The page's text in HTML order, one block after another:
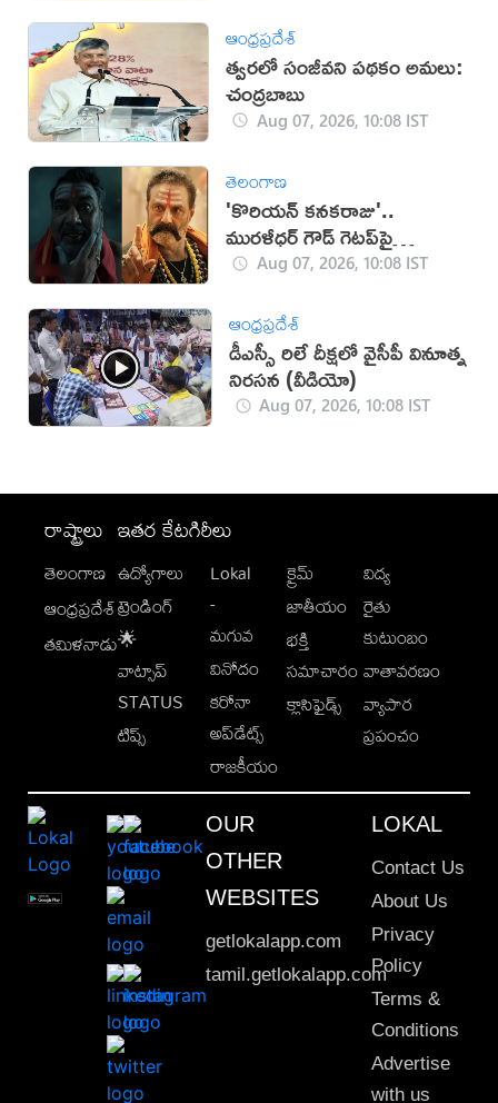
ఆంధ్రప్రదేశ్
త్వరలో సంజీవని పథకం అమలు:
చంద్రబాబు
Aug 07, 2026, 10:08 IST
తెలంగాణ
'కొరియన్ కనకరాజు'..
మురళీధర్ గౌడ్ గెటప్‌పై
విమర్శలు!
Aug 07, 2026, 10:08 IST
ఆంధ్రప్రదేశ్
డీఎస్సీ రిలే దీక్ష‌లో వైసీపీ వినూత్న
నిర‌స‌న‌ (వీడియో)
Aug 07, 2026, 10:08 IST
రాష్ట్రాలు
తెలంగాణ
ఆంధ్రప్రదేశ్
తమిళనాడు
ఇతర కేటగిరీలు
ఉద్యోగాలు
ట్రెండింగ్
🌟
వాట్సాప్
STATUS
టిప్స్
Lokal
-
మగువ
వినోదం
కరోనా
అప్‌డేట్స్
రాజకీయం
క్రైమ్
జాతీయం
భక్తి
సమాచారం
క్లాసిఫైడ్స్
విద్య
రైతు
కుటుంబం
వాతావరణం
వ్యాపార
ప్రపంచం
OUR
OTHER
WEBSITES
getlokalapp.com
tamil.getlokalapp.com
LOKAL
Contact Us
About Us
Privacy
Policy
Terms &
Conditions
Advertise
with us